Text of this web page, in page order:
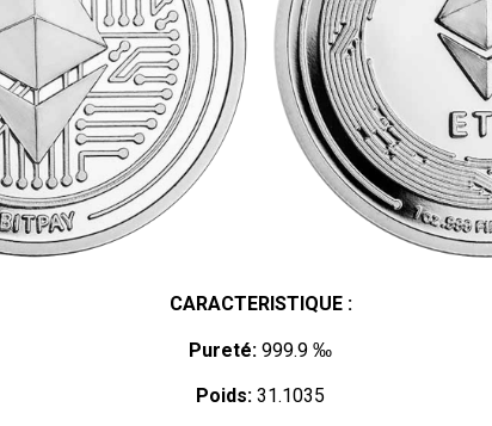
CARACTERISTIQUE :
Pureté: 999.9 ‰
Poids: 31.1035